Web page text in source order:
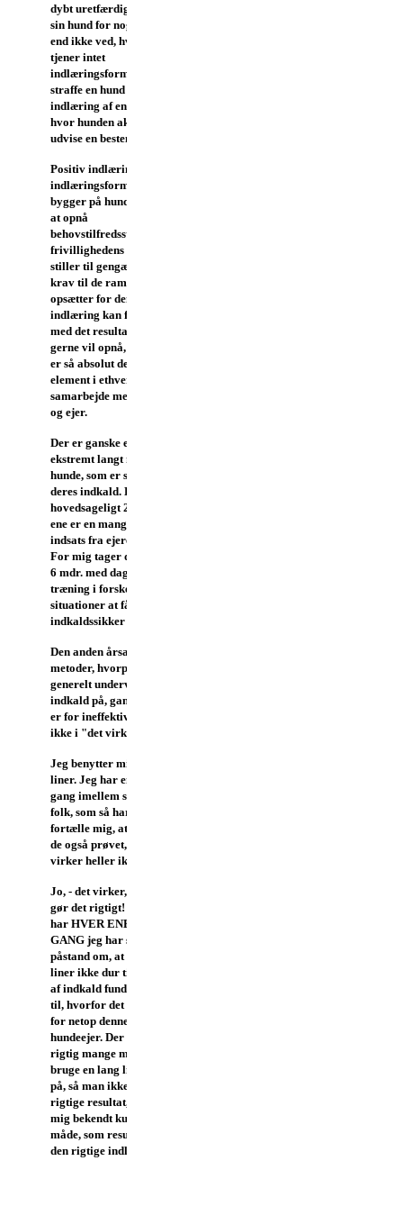
dybt uretfærdigt at straffe
sin hund for noget, den
end ikke ved, hvad er. Det
tjener intet
indlæringsformål at
straffe en hund under
indlæring af en øvelse,
hvor hunden aktivt skal
udvise en bestemt adfærd.
Positiv indlæring er en
indlæringsform, som
bygger på hundens lyst til
at opnå
behovstilfredsstillelse ad
frivillighedens vej. Den
stiller til gengæld store
krav til de rammer, man
opsætter for denne
indlæring kan finde sted
med det resultat, man
gerne vil opnå, men det
er så absolut det bærende
element i ethvert godt
samarbejde mellem hund
og ejer.
Der er ganske enkelt
ekstremt langt mellem de
hunde, som er sikre i
deres indkald. Det skyldes
hovedsageligt 2 ting. Den
ene er en manglende
indsats fra ejeres side.
For mig tager det typisk
6 mdr. med daglig
træning i forskellige
situationer at få en helt
indkaldssikker hund.
Den anden årsag er, at de
metoder, hvorpå folk
generelt undervises i
indkald på, ganske enkelt
er for ineffektive. De dur
ikke i "det virkelige liv".
Jeg benytter mig af lange
liner. Jeg har en sjælden
gang imellem stødt på
folk, som så har kunnet
fortælle mig, at "det har
de også prøvet, og det
virker heller ikke"!
Jo, - det virker, hvis man
gør det rigtigt! Og jeg
har HVER ENESTE
GANG jeg har stødt på en
påstand om, at lange
liner ikke dur til træning
af indkald fundet årsagen
til, hvorfor det ikke duede
for netop denne eller hin
hundeejer. Der er nemlig
rigtig mange måder at
bruge en lang line forkert
på, så man ikke opnår det
rigtige resultat, - men
mig bekendt kun én
måde, som resulterer i
den rigtige indlæring.